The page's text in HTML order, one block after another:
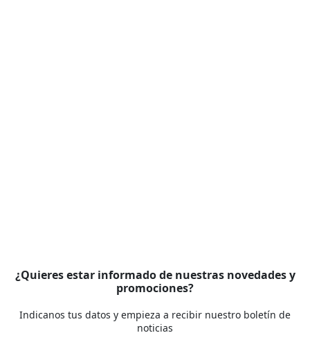
¿Quieres estar informado de nuestras novedades y
promociones?
Indicanos tus datos y empieza a recibir nuestro boletín de
noticias